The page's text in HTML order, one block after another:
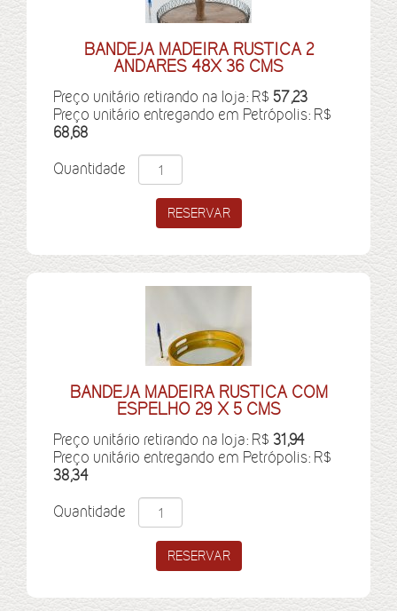
BANDEJA MADEIRA RUSTICA 2
ANDARES 48X 36 CMS
Preço unitário retirando na loja: R$ 57,23
Preço unitário entregando em Petrópolis: R$
68,68
Quantidade
BANDEJA MADEIRA RUSTICA COM
ESPELHO 29 X 5 CMS
Preço unitário retirando na loja: R$ 31,94
Preço unitário entregando em Petrópolis: R$
38,34
Quantidade